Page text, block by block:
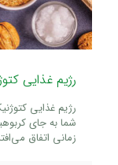
رژیم غذایی
رژیم غذایی
شما به جای
زمانی اتفاق